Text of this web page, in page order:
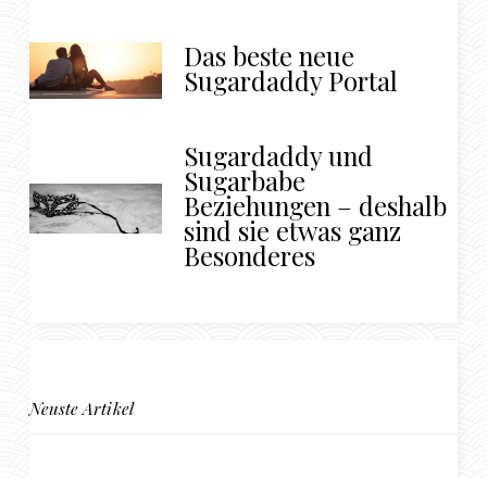
Das beste neue
Sugardaddy Portal
Sugardaddy und
Sugarbabe
Beziehungen – deshalb
sind sie etwas ganz
Besonderes
Neuste Artikel